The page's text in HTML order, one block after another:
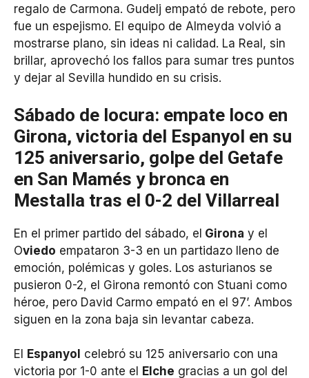
regalo de Carmona. Gudelj empató de rebote, pero
fue un espejismo. El equipo de Almeyda volvió a
mostrarse plano, sin ideas ni calidad. La Real, sin
brillar, aprovechó los fallos para sumar tres puntos
y dejar al Sevilla hundido en su crisis.
Sábado de locura: empate loco en
Girona, victoria del Espanyol en su
125 aniversario, golpe del Getafe
en San Mamés y bronca en
Mestalla tras el 0-2 del Villarreal
En el primer partido del sábado, el Girona y el
Oviedo empataron 3-3 en un partidazo lleno de
emoción, polémicas y goles. Los asturianos se
pusieron 0-2, el Girona remontó con Stuani como
héroe, pero David Carmo empató en el 97’. Ambos
siguen en la zona baja sin levantar cabeza.
El Espanyol celebró su 125 aniversario con una
victoria por 1-0 ante el
Elche gracias a un gol del